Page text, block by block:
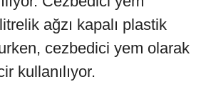
ağzı kapalı plastik
cezbedici yem olarak
kullanılıyor.